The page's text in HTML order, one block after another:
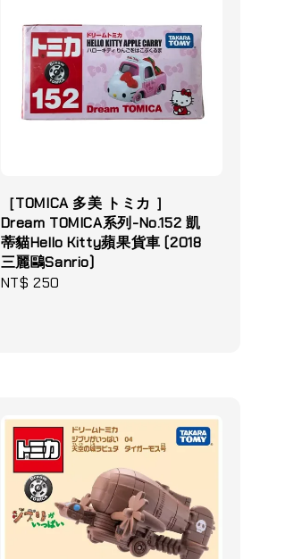
［TOMICA 多美 トミカ ］
Dream TOMICA系列-No.152 凱
蒂貓Hello Kitty蘋果貨車 (2018
三麗鷗Sanrio)
Regular
NT$ 250